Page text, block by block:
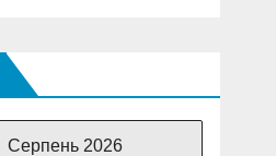
Серпень 2026